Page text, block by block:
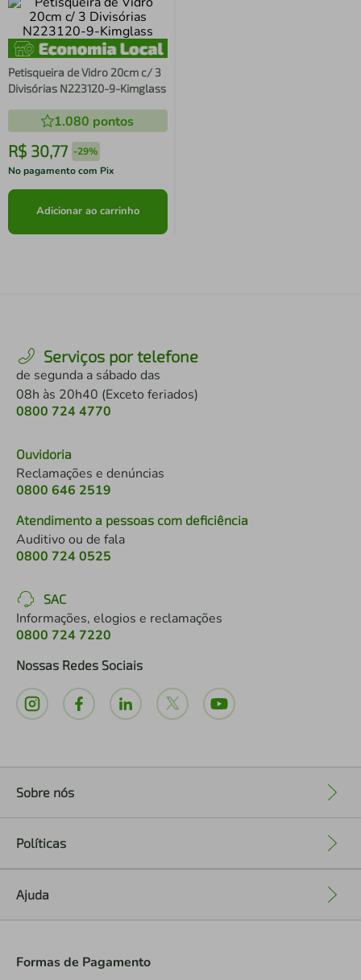
Petisqueira de Vidro 20cm c/ 3
Divisórias N223120-9-Kimglass
1.080 pontos
R$ 30,77 -29%
No pagamento com Pix
Adicionar ao carrinho
Serviços por telefone
de segunda a sábado das
08h às 20h40 (Exceto feriados)
0800 724 4770
Ouvidoria
Reclamações e denúncias
0800 646 2519
Atendimento a pessoas com deficiência
Auditivo ou de fala
0800 724 0525
SAC
Informações, elogios e reclamações
0800 724 7220
Nossas Redes Sociais
Sobre nós
Políticas
Ajuda
Formas de Pagamento